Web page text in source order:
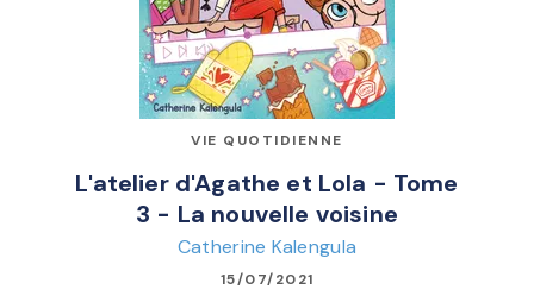
VIE QUOTIDIENNE
L'atelier d'Agathe et Lola - Tome
3 - La nouvelle voisine
Catherine Kalengula
15/07/2021